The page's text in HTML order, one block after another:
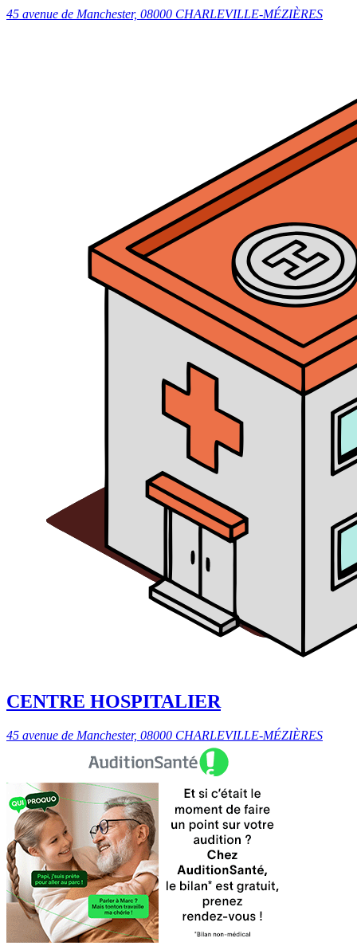
45 avenue de Manchester, 08000 CHARLEVILLE-MÉZIÈRES
CENTRE HOSPITALIER
45 avenue de Manchester, 08000 CHARLEVILLE-MÉZIÈRES